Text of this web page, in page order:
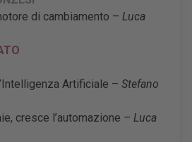
di cambiamento – Luca
’Intelligenza Artificiale – Stefano
cresce l’automazione – Luca